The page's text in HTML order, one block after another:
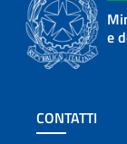
e
CONTATTI